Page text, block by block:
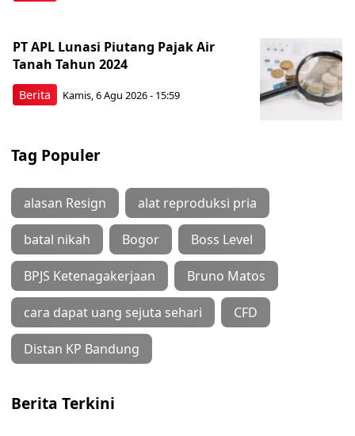
Berita
PT APL Lunasi Piutang Pajak Air
Tanah Tahun 2024
Kamis, 6 Agu 2026 - 15:59
Tag Populer
alasan Resign alat reproduksi pria
batal nikah Bogor Boss Level
BPJS Ketenagakerjaan Bruno Matos
cara dapat uang sejuta sehari CFD
Distan KP Bandung
Berita Terkini